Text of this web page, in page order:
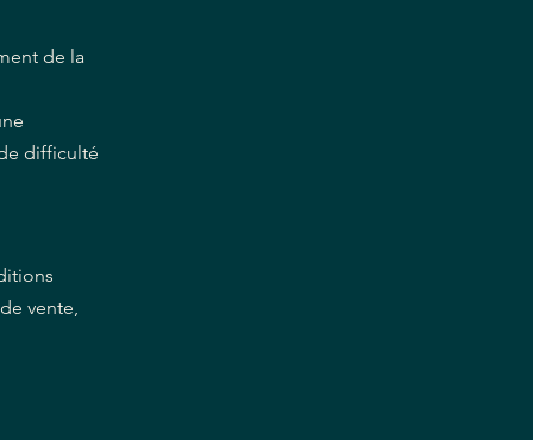
de la
difficulté
vente,